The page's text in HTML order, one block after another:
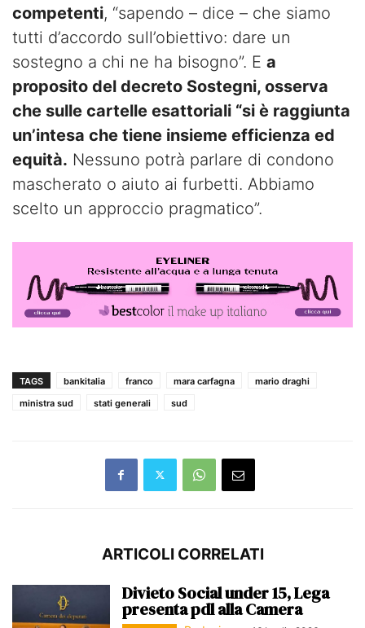
competenti, “sapendo – dice – che siamo
tutti d’accordo sull’obiettivo: dare un
sostegno a chi ne ha bisogno”. E a
proposito del decreto Sostegni, osserva
che sulle cartelle esattoriali “si è raggiunta
un’intesa che tiene insieme efficienza ed
equità. Nessuno potrà parlare di condono
mascherato o aiuto ai furbetti. Abbiamo
scelto un approccio pragmatico”.
TAGS bankitalia franco mara carfagna
mario draghi
ministra sud
stati generali sud
ARTICOLI CORRELATI
Divieto Social under 15, Lega
presenta pdl alla Camera